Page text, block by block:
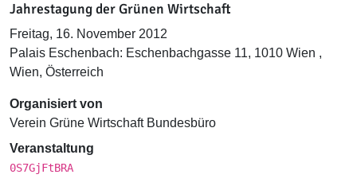
Jahrestagung der Grünen Wirtschaft
Freitag, 16. November 2012
Palais Eschenbach: Eschenbachgasse 11, 1010 Wien ,
Wien, Österreich
Organisiert von
Verein Grüne Wirtschaft Bundesbüro
Veranstaltung
0S7GjFtBRA